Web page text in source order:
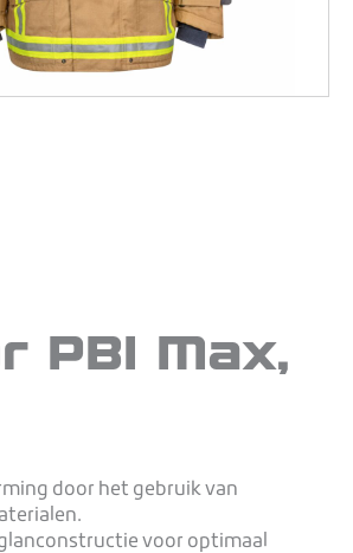
PBI Max,
door het gebruik van
voor optimaal